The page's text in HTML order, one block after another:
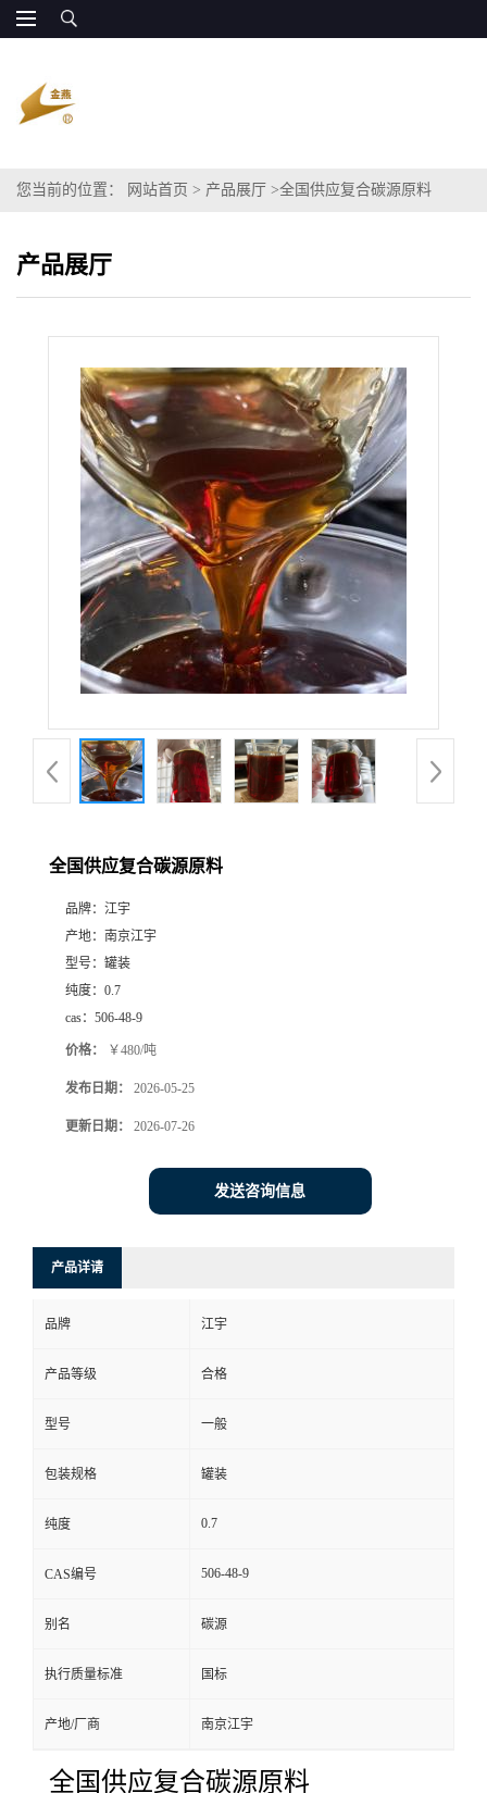
您当前的位置： 网站首页 > 产品展厅 >全国供应复合碳源原料
产品展厅
全国供应复合碳源原料
品牌： 江宇
产地： 南京江宇
型号： 罐装
纯度： 0.7
cas： 506-48-9
价格： ￥480/吨
发布日期： 2026-05-25
更新日期： 2026-07-26
发送咨询信息
产品详请
品牌 江宇
产品等级 合格
型号 一般
包装规格 罐装
纯度 0.7
CAS编号 506-48-9
别名 碳源
执行质量标准 国标
产地/厂商 南京江宇
全国供应复合碳源原料